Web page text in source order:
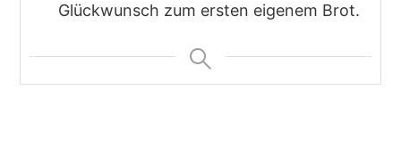
Glückwunsch zum ersten eigenem Brot.